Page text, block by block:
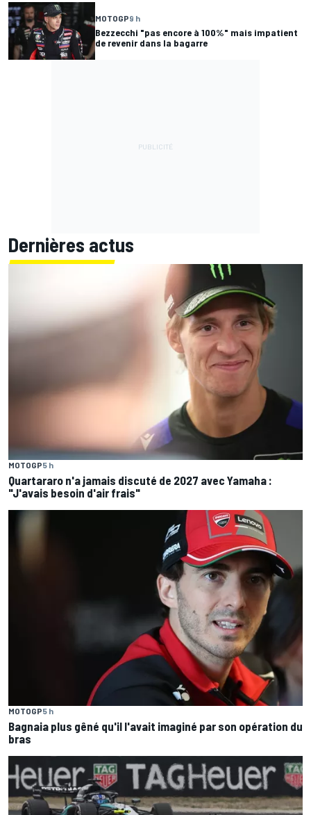
MOTOGP9 h
Bezzecchi "pas encore à 100%" mais impatient
de revenir dans la bagarre
Dernières actus
MOTOGP5 h
Quartararo n'a jamais discuté de 2027 avec Yamaha :
"J'avais besoin d'air frais"
MOTOGP5 h
Bagnaia plus gêné qu'il l'avait imaginé par son opération du
bras